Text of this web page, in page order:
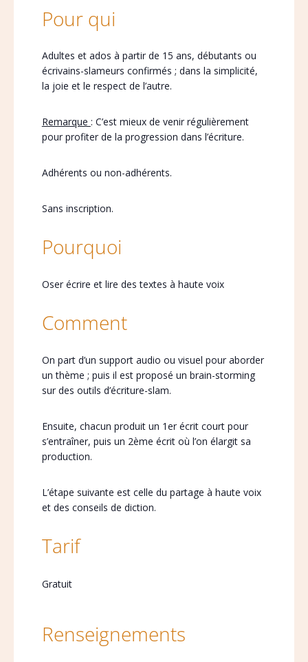
Pour qui
Adultes et ados à partir de 15 ans, débutants ou
écrivains-slameurs confirmés ; dans la simplicité,
la joie et le respect de l’autre.
Remarque : C’est mieux de venir régulièrement
pour profiter de la progression dans l’écriture.
Adhérents ou non-adhérents.
Sans inscription.
Pourquoi
Oser écrire et lire des textes à haute voix
Comment
On part d’un support audio ou visuel pour aborder
un thème ; puis il est proposé un brain-storming
sur des outils d’écriture-slam.
Ensuite, chacun produit un 1er écrit court pour
s’entraîner, puis un 2ème écrit où l’on élargit sa
production.
L’étape suivante est celle du partage à haute voix
et des conseils de diction.
Tarif
Gratuit
Renseignements